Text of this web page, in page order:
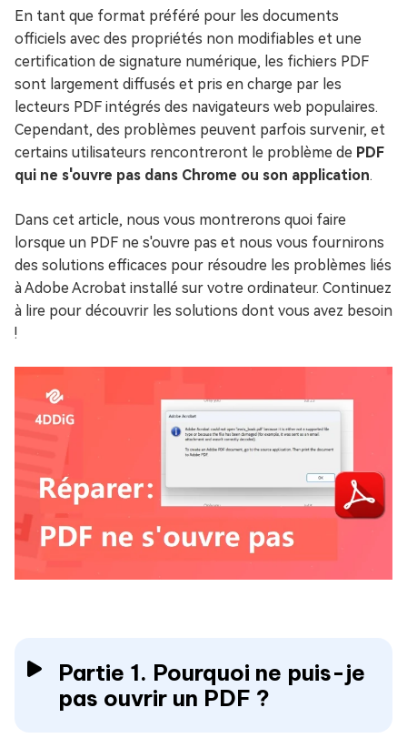
En tant que format préféré pour les documents
officiels avec des propriétés non modifiables et une
certification de signature numérique, les fichiers PDF
sont largement diffusés et pris en charge par les
lecteurs PDF intégrés des navigateurs web populaires.
Cependant, des problèmes peuvent parfois survenir, et
certains utilisateurs rencontreront le problème de PDF
qui ne s'ouvre pas dans Chrome ou son application.
Dans cet article, nous vous montrerons quoi faire
lorsque un PDF ne s'ouvre pas et nous vous fournirons
des solutions efficaces pour résoudre les problèmes liés
à Adobe Acrobat installé sur votre ordinateur. Continuez
à lire pour découvrir les solutions dont vous avez besoin
!
Partie 1. Pourquoi ne puis-je
pas ouvrir un PDF ?